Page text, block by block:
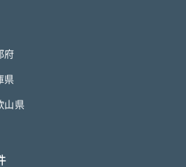
府
県
山県